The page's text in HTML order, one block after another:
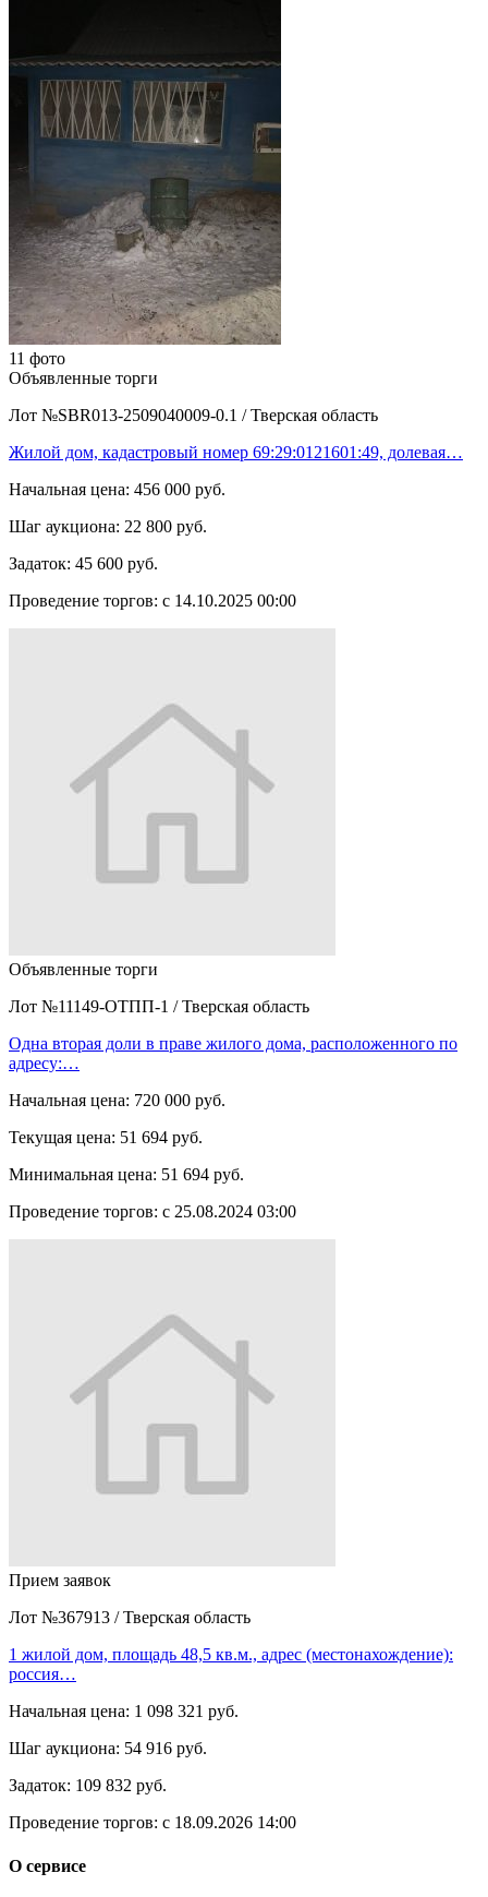
11 фото
Объявленные торги
Лот №SBR013-2509040009-0.1 / Тверская область
Жилой дом, кадастровый номер 69:29:0121601:49, долевая…
Начальная цена: 456 000 руб.
Шаг аукциона: 22 800 руб.
Задаток: 45 600 руб.
Проведение торгов: с 14.10.2025 00:00
Объявленные торги
Лот №11149-ОТПП-1 / Тверская область
Одна вторая доли в праве жилого дома, расположенного по
адресу:…
Начальная цена: 720 000 руб.
Текущая цена: 51 694 руб.
Минимальная цена: 51 694 руб.
Проведение торгов: с 25.08.2024 03:00
Прием заявок
Лот №367913 / Тверская область
1 жилой дом, площадь 48,5 кв.м., адрес (местонахождение):
россия…
Начальная цена: 1 098 321 руб.
Шаг аукциона: 54 916 руб.
Задаток: 109 832 руб.
Проведение торгов: с 18.09.2026 14:00
О сервисе